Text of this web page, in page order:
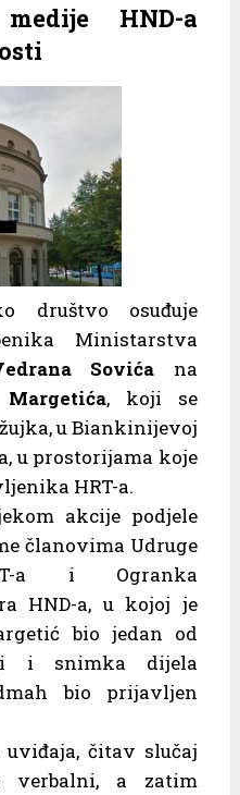
HND-a
društvo osuđuje
Ministarstva
Sovića na
Margetića, koji se
u Biankinijevoj
u prostorijama koje
HRT-a.
akcije podjele
članovima Udruge
a i Ogranka
HND-a, u kojoj je
bio jedan od
i snimka dijela
bio prijavljen
čitav slučaj
verbalni, a zatim